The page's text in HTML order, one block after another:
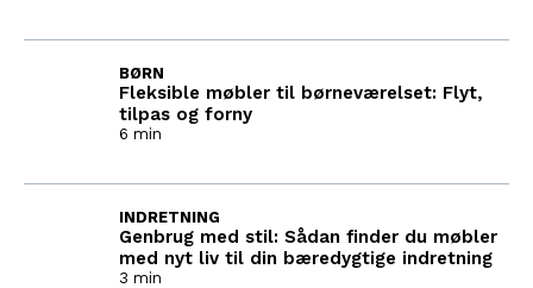
Fleksible møbler til børneværelset: Flyt,
tilpas og forny
BØRN
6 min
Genbrug med stil: Sådan finder du møbler
med nyt liv til din bæredygtige indretning
INDRETNING
3 min